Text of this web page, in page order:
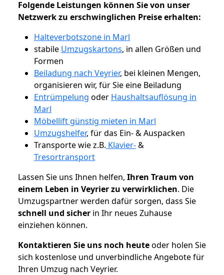
Folgende Leistungen können Sie von unser
Netzwerk zu erschwinglichen Preise erhalten:
Halteverbotszone in Marl
stabile Umzugskartons, in allen Größen und
Formen
Beiladung nach Veyrier, bei kleinen Mengen,
organisieren wir, für Sie eine Beiladung
Entrümpelung oder Haushaltsauflösung in
Marl
Möbellift günstig mieten in Marl
Umzugshelfer, für das Ein- & Auspacken
Transporte wie z.B. Klavier-&
Tresortransport
Lassen Sie uns Ihnen helfen, Ihren Traum von
einem Leben in Veyrier zu verwirklichen. Die
Umzugspartner werden dafür sorgen, dass Sie
schnell und sicher in Ihr neues Zuhause
einziehen können.
Kontaktieren Sie uns noch heuteoder holen Sie
sich kostenlose und unverbindliche Angebote für
Ihren Umzug nach Veyrier.